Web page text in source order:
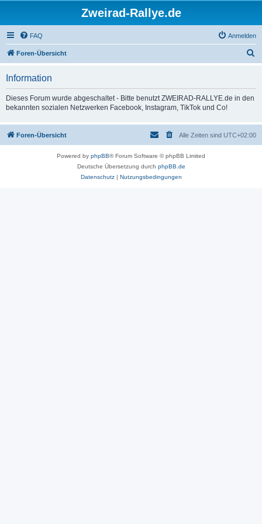
Zweirad-Rallye.de
FAQ Anmelden
Foren-Übersicht
Information
Dieses Forum wurde abgeschaltet - Bitte benutzt ZWEIRAD-RALLYE.de in den
bekannten sozialen Netzwerken Facebook, Instagram, TikTok und Co!
Foren-Übersicht Alle Zeiten sind UTC+02:00
Powered by phpBB® Forum Software © phpBB Limited
Deutsche Übersetzung durch phpBB.de
Datenschutz| Nutzungsbedingungen